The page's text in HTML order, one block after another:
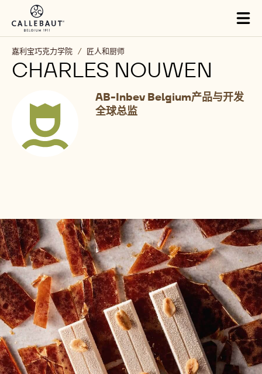
Skip to main content
嘉利宝巧克力学院 / 匠人和厨师
CHARLES NOUWEN
AB-Inbev Belgium产品与开发
全球总监